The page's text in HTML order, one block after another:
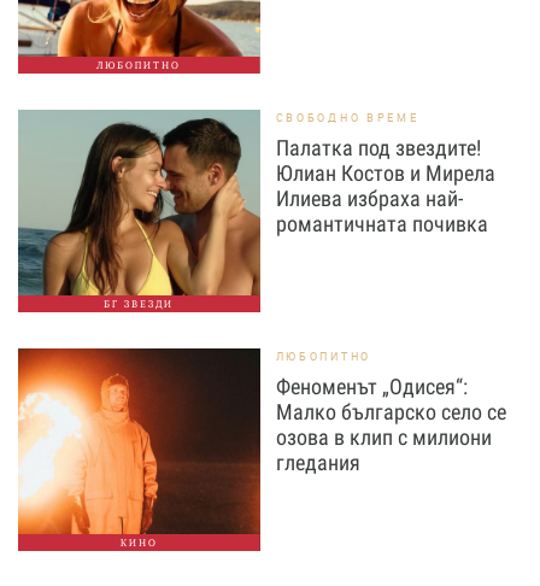
ЛЮБОПИТНО
БГ ЗВЕЗДИ
СВОБОДНО ВРЕМЕ
Палатка под звездите!
Юлиан Костов и Мирела
Илиева избраха най-
романтичната почивка
КИНО
ЛЮБОПИТНО
Феноменът „Одисея“:
Малко българско село се
озова в клип с милиони
гледания